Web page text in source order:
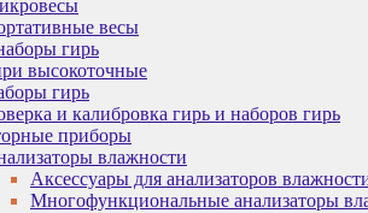
весы
гирь
высокоточные
гирь
и калибровка гирь и наборов гирь
приборы
влажности
Аксессуары для анализаторов
Многофункциональные анализаторы